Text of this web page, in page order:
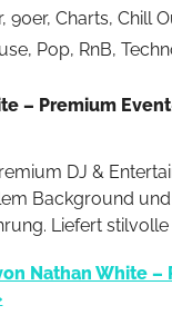
90er, Charts, Chill
Pop, RnB,
– Premium
DJ &
Background
Liefert
mit kreativen
perfektem Timing
Nathan White –